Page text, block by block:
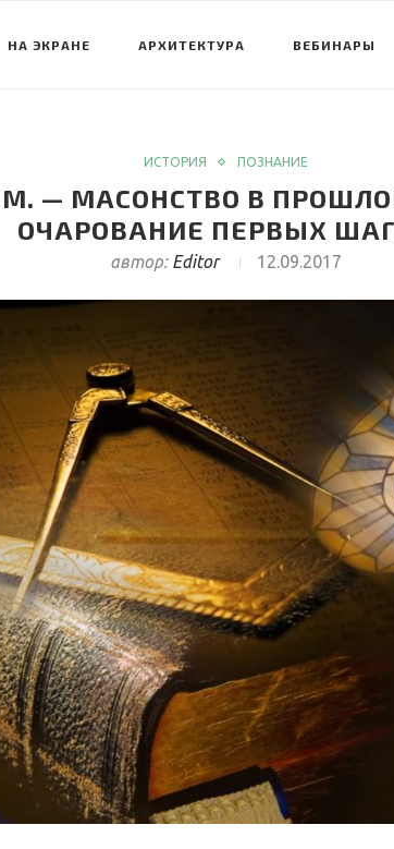
НА ЭКРАНЕ АРХИТЕКТУРА ВЕБИНАРЫ
ИСТОРИЯ ПОЗНАНИЕ
— МАСОНСТВО В
ОЧАРОВАНИЕ ПЕРВЫХ
автор: Editor 12.09.2017